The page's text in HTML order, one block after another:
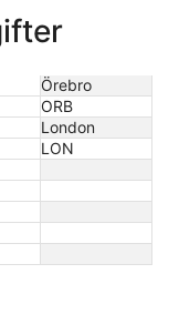
Örebro
ORB
London
LON